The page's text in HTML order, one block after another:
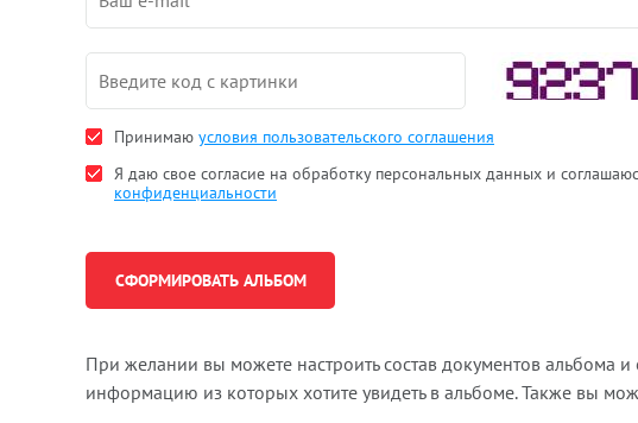
Принимаю условия пользовательского соглашения
Я даю свое согласие на обработку персональных данных и
конфиденциальности
При желании вы можете настроить состав документов
информацию из которых хотите увидеть в альбоме. Также вы